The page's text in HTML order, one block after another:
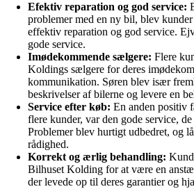
Efektiv reparation og god service:
problemer med en ny bil, blev
effektiv reparation og god service.
gode service.
Imødekommende sælgere: Flere
Koldings sælgere for deres
kommunikation. Søren blev især
beskrivelser af bilerne og levere en
Service efter køb: En anden positiv
flere kunder, var den gode service,
Problemer blev hurtigt udbedret, og
rådighed.
Korrekt og ærlig behandling:
Bilhuset Kolding for at være en
der levede op til deres garantier og